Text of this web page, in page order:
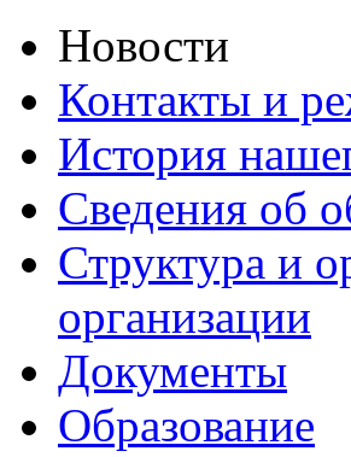
Новости
Контакты и
История
Сведения об
Структура и
организации
Документы
Образование